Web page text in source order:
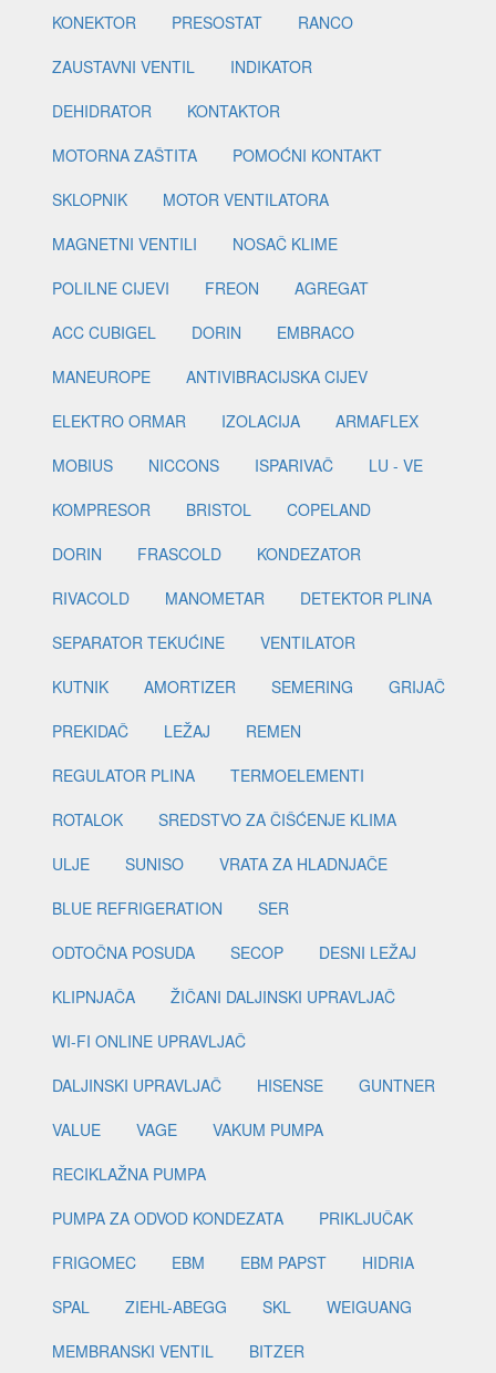
KONEKTOR
PRESOSTAT
RANCO
ZAUSTAVNI VENTIL
INDIKATOR
DEHIDRATOR
KONTAKTOR
MOTORNA ZAŠTITA
POMOĆNI KONTAKT
SKLOPNIK
MOTOR VENTILATORA
MAGNETNI VENTILI
NOSAČ KLIME
POLILNE CIJEVI
FREON
AGREGAT
ACC CUBIGEL
DORIN
EMBRACO
MANEUROPE
ANTIVIBRACIJSKA CIJEV
ELEKTRO ORMAR
IZOLACIJA
ARMAFLEX
MOBIUS
NICCONS ISPARIVAČ
LU - VE
KOMPRESOR
BRISTOL
COPELAND
DORIN
FRASCOLD
KONDEZATOR
RIVACOLD
MANOMETAR
DETEKTOR PLINA
SEPARATOR TEKUĆINE
VENTILATOR
KUTNIK
AMORTIZER SEMERING
GRIJAČ
PREKIDAČ
LEŽAJ
REMEN
REGULATOR PLINA
TERMOELEMENTI
ROTALOK
SREDSTVO ZA ČIŠĆENJE KLIMA
ULJE
SUNISO
VRATA ZA HLADNJAČE
BLUE REFRIGERATION
SER
ODTOČNA POSUDA
SECOP
DESNI LEŽAJ
KLIPNJAČA
ŽIČANI DALJINSKI UPRAVLJAČ
WI-FI ONLINE UPRAVLJAČ
DALJINSKI UPRAVLJAČ
HISENSE
GUNTNER
VALUE
VAGE
VAKUM PUMPA
RECIKLAŽNA PUMPA
PUMPA ZA ODVOD KONDEZATA
PRIKLJUČAK
FRIGOMEC
EBM EBM PAPST
HIDRIA
SPAL
ZIEHL-ABEGG SKL
WEIGUANG
MEMBRANSKI VENTIL
BITZER